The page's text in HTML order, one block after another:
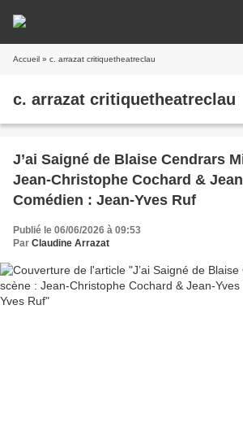
Accueil » c. arrazat critiquetheatreclau
c. arrazat critiquetheatreclau
J’ai Saigné de Blaise Cendrars Mise en scène :
Jean-Christophe Cochard &
Comédien : Jean-Yves Ruf
Publié le 06/06/2026 à 09:53
Par Claudine Arrazat